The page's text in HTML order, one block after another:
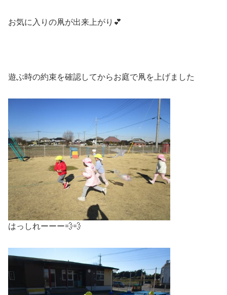
お気に入りの凧が出来上がり💕
遊ぶ時の約束を確認してからお庭で凧を上げました
はっしれーーー💨💨